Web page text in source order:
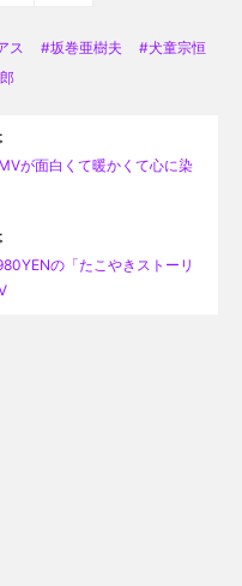
ス 坂巻亜樹夫
犬童宗恒
が面白くて暖かくて心に染
の「たこやきストーリ